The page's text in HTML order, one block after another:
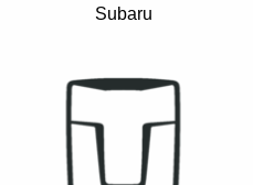
Subaru